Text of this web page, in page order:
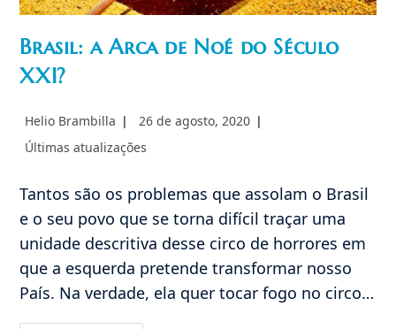
Brasil: a Arca de Noé do Século
XXI?
Autor
post:
Helio Brambilla
Post
26 de agosto, 2020
Categoria
Últimas atualizações
Tantos são os problemas que assolam o Brasil
e o seu povo que se torna difícil traçar uma
unidade descritiva desse circo de horrores em
que a esquerda pretende transformar nosso
País. Na verdade, ela quer tocar fogo no circo…